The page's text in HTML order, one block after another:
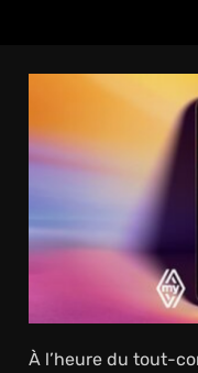
À l’heure du tout-